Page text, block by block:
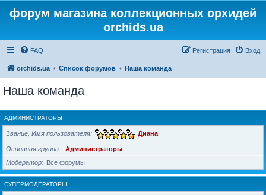
форум магазина коллекционных орхидей
orchids.ua
FAQ Вход
Регистрация
orchids.ua Список форумов Наша команда
Наша команда
АДМИНИСТРАТОРЫ
Звание, Имя пользователя Диана
Основная группа
Администраторы
Модератор
Все форумы
СУПЕРМОДЕРАТОРЫ